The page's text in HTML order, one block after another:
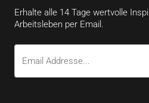
Erhalte alle 14 Tage wertvolle
Arbeitsleben per Email.